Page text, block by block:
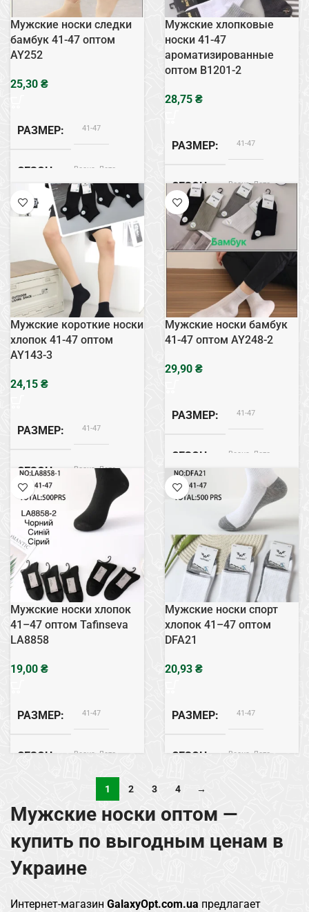
Мужские носки следки
бамбук 41-47 оптом
AY252
₴
РАЗМЕР 41-47
СЕЗОН Весна, Лето
СОСТАВ Бамбук
Мужские хлопковые
носки 41-47
ароматизированные
оптом B1201-2
₴
РАЗМЕР 41-47
СЕЗОН Весна, Лето
СОСТАВ Хлопок
Мужские короткие носки
хлопок 41-47 оптом
AY143-3
₴
РАЗМЕР 41-47
СЕЗОН Весна, Лето
СОСТАВ Хлопок
ЦВЕТ
Мужские носки бамбук
41-47 оптом AY248-2
₴
РАЗМЕР 41-47
СЕЗОН Весна, Лето
СОСТАВ
Мужские носки хлопок
41–47 оптом Tafinseva
LA8858
₴
РАЗМЕР 41-47
СЕЗОН Весна, Лето
Мужские носки спорт
хлопок 41–47 оптом
DFA21
₴
РАЗМЕР 41-47
СЕЗОН Весна, Лето
СОСТАВ
1 2 3 4 →
Мужские носки оптом —
купить по выгодным ценам в
Украине
Интернет-магазин GalaxyOpt.com.ua предлагает